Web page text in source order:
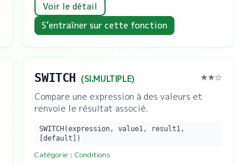
Voir le détail
S’entraîner sur cette fonction
SWITCH (SI.MULTIPLE) ★★☆
Compare une expression à des valeurs et
renvoie le résultat associé.
SWITCH(expression, value1, result1,
[default])
Catégorie :Conditions